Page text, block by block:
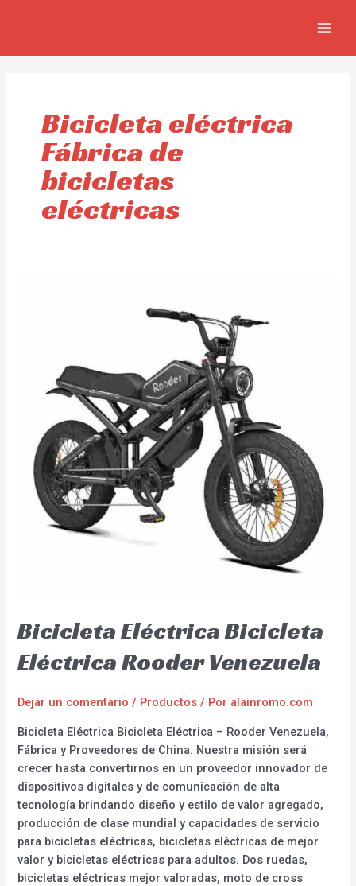
Bicicleta eléctrica
Fábrica de
bicicletas
eléctricas
Bicicleta Eléctrica Bicicleta
Eléctrica Rooder Venezuela
Dejar un comentario / Productos / Por alainromo.com
Bicicleta Eléctrica Bicicleta Eléctrica – Rooder Venezuela,
Fábrica y Proveedores de China. Nuestra misión será
crecer hasta convertirnos en un proveedor innovador de
dispositivos digitales y de comunicación de alta
tecnología brindando diseño y estilo de valor agregado,
producción de clase mundial y capacidades de servicio
para bicicletas eléctricas, bicicletas eléctricas de mejor
valor y bicicletas eléctricas para adultos. Dos ruedas,
bicicletas eléctricas mejor valoradas, moto de cross